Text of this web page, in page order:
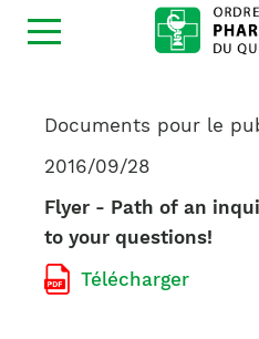
Ouvrir
la
Documents pour le
2016/09/28
Flyer - Path of an
to your questions!
Télécharger